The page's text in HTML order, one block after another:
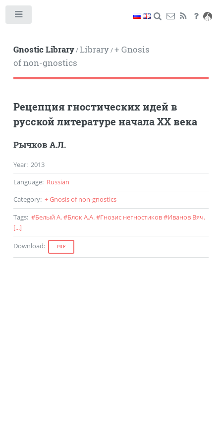
Gnostic Library/Library/+ Gnosis
of non-gnostics
Рецепция гностических идей в
русской литературе начала XX века
Рычков А.Л.
Year: 2013
Language: Russian
Category: + Gnosis of non-gnostics
Tags: #Белый А.#Блок А.А.#Гнозис негностиков#Иванов Вяч.
[...]
Download: PDF